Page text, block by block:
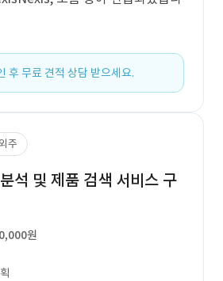
후 무료 견적 상담 받으세요.
주
석 및 제품 검색 서비스 구
원